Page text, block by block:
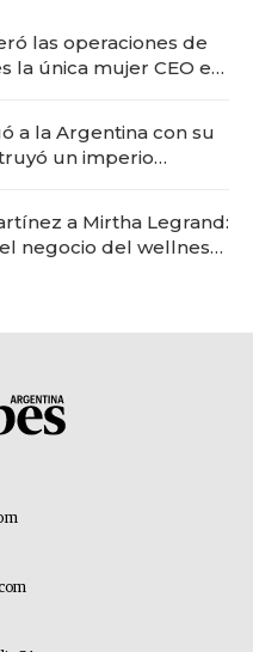
las operaciones de
la única mujer CEO en
a la Argentina con su
un imperio
a Mirtha Legrand:
negocio del wellness